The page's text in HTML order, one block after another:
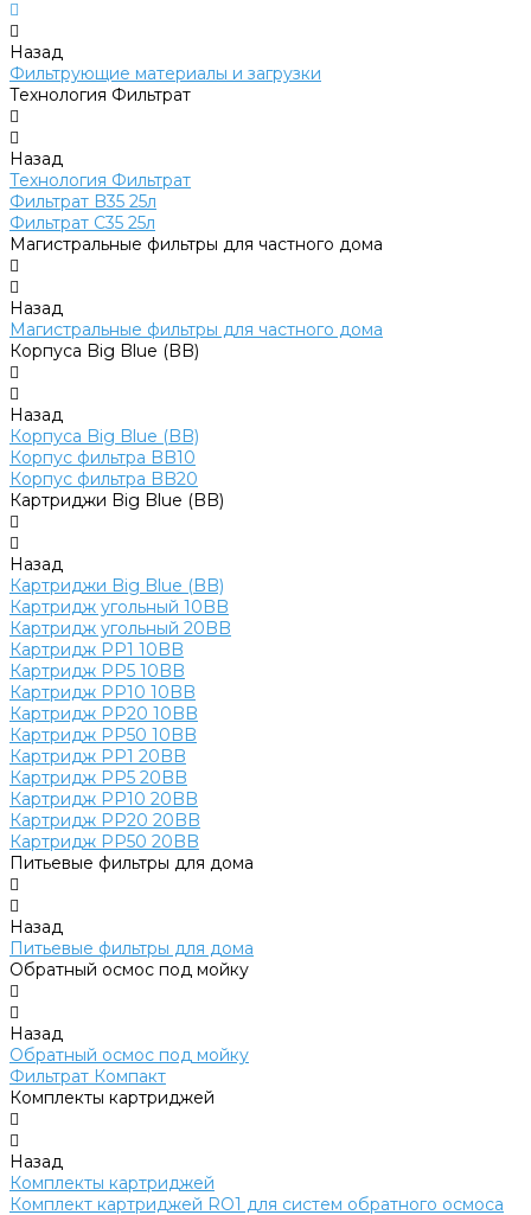
Назад
Фильтрующие материалы и загрузки
Технология Фильтрат
Назад
Технология Фильтрат
Фильтрат B35 25л
Фильтрат C35 25л
Магистральные фильтры для частного дома
Назад
Магистральные фильтры для частного дома
Корпуса Big Blue (BB)
Назад
Корпуса Big Blue (BB)
Корпус фильтра BB10
Корпус фильтра BB20
Картриджи Big Blue (BB)
Назад
Картриджи Big Blue (BB)
Картридж угольный 10BB
Картридж угольный 20BB
Картридж PP1 10BB
Картридж PP5 10BB
Картридж PP10 10BB
Картридж PP20 10BB
Картридж PP50 10BB
Картридж PP1 20BB
Картридж PP5 20BB
Картридж PP10 20BB
Картридж PP20 20BB
Картридж PP50 20BB
Питьевые фильтры для дома
Назад
Питьевые фильтры для дома
Обратный осмос под мойку
Назад
Обратный осмос под мойку
Фильтрат Компакт
Комплекты картриджей
Назад
Комплекты картриджей
Комплект картриджей RO1 для систем обратного осмоса